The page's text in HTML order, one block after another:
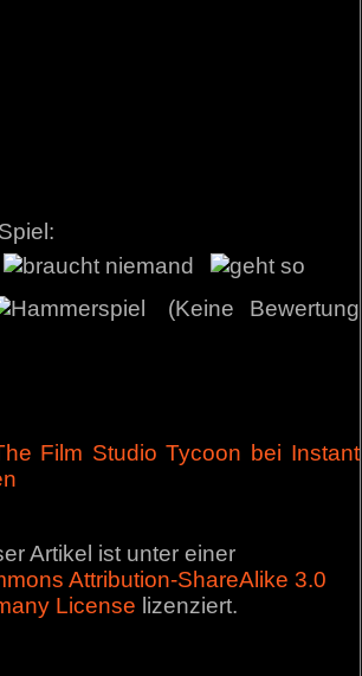
(Keine Bewertung
Film Studio Tycoon bei Instant
Artikel ist unter einer
Attribution-ShareAlike 3.0
License lizenziert.